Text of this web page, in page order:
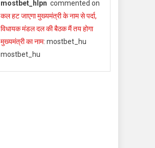
mostbet_hlpn commented on
कल हट जाएगा मुख्यमंत्री के नाम से पर्दा,
विधायक मंडल दल की बैठक मैं तय होगा
मुख्यमंत्री का नाम: mostbet_hu
mostbet_hu